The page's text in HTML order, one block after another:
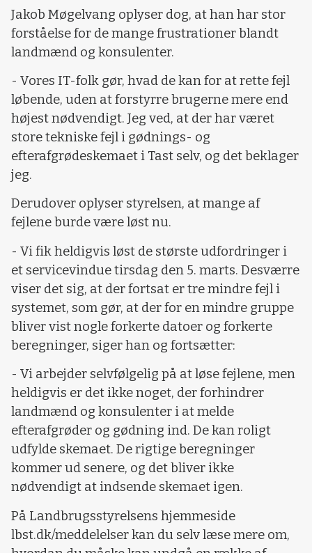
Jakob Møgelvang oplyser dog, at han har stor
forståelse for de mange frustrationer blandt
landmænd og konsulenter.
- Vores IT-folk gør, hvad de kan for at rette fejl
løbende, uden at forstyrre brugerne mere end
højest nødvendigt. Jeg ved, at der har været
store tekniske fejl i gødnings- og
efterafgrødeskemaet i Tast selv, og det beklager
jeg.
Derudover oplyser styrelsen, at mange af
fejlene burde være løst nu.
- Vi fik heldigvis løst de største udfordringer i
et servicevindue tirsdag den 5. marts. Desværre
viser det sig, at der fortsat er tre mindre fejl i
systemet, som gør, at der for en mindre gruppe
bliver vist nogle forkerte datoer og forkerte
beregninger, siger han og fortsætter:
- Vi arbejder selvfølgelig på at løse fejlene, men
heldigvis er det ikke noget, der forhindrer
landmænd og konsulenter i at melde
efterafgrøder og gødning ind. De kan roligt
udfylde skemaet. De rigtige beregninger
kommer ud senere, og det bliver ikke
nødvendigt at indsende skemaet igen.
På Landbrugsstyrelsens hjemmeside
lbst.dk/meddelelser kan du selv læse mere om,